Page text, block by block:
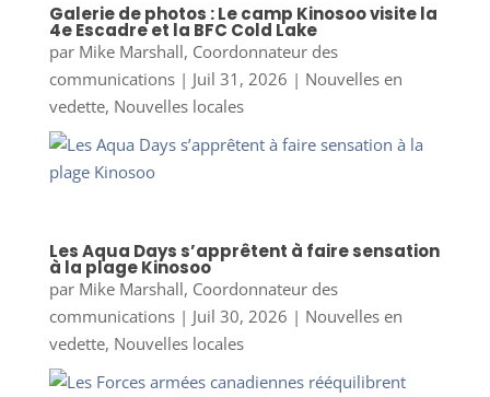
Galerie de photos : Le camp Kinosoo visite la
4e Escadre et la BFC Cold Lake
par Mike Marshall, Coordonnateur des
communications| Juil 31, 2026 | Nouvelles en
vedette, Nouvelles locales
Les Aqua Days s’apprêtent à faire sensation
à la plage Kinosoo
par Mike Marshall, Coordonnateur des
communications| Juil 30, 2026 | Nouvelles en
vedette, Nouvelles locales